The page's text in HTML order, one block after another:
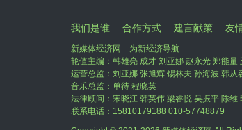
我们是谁 合作方式 建言献策 友
新媒体经济网—为新经济导航
轮值主编：韩雄亮 成才 刘亚娜 赵永光 郑能
运营总监：刘亚娜 张旭辉 锡林夫 孙海波 韩从
音乐总监：单待 程晓英
法律顾问：宋晓江 韩英伟 梁睿悦 吴振平 陈维
联系电话：15810179188 010-57748879